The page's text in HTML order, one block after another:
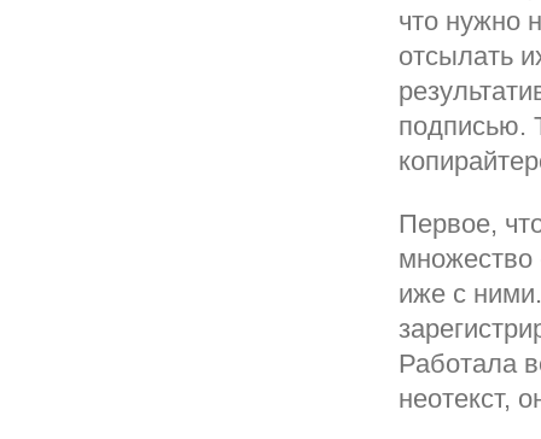
что нужно
отсылать
подписью.
Первое,
множество
иже с
Работала
неотекст,